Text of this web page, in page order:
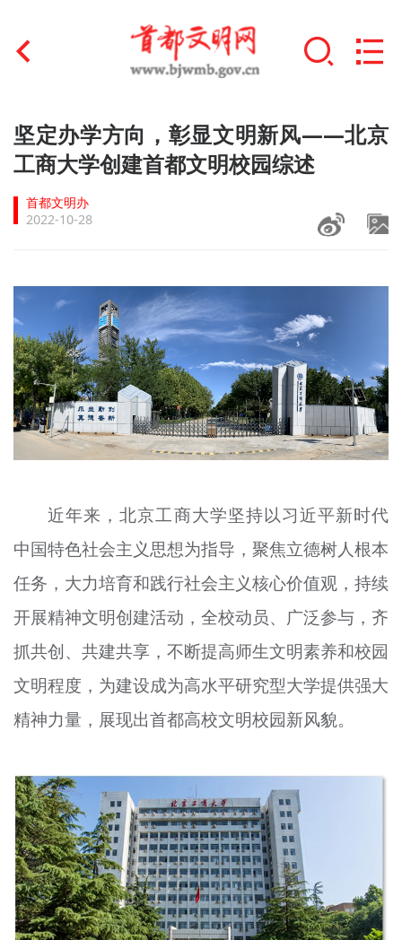
首页
文明创建
文明实践
未成年人思想道德建设
榜样人物
身边好人
文明评论
北京宣传文化引导基金
宣传思想文化人才
专题
资料库
+
坚定办学方向，彰显文明新风——北京
工商大学创建首都文明校园综述
首都文明办
2022-10-28
近年来，北京工商大学坚持以习近平新时代
中国特色社会主义思想为指导，聚焦立德树人根本
任务，大力培育和践行社会主义核心价值观，持续
开展精神文明创建活动，全校动员、广泛参与，齐
抓共创、共建共享，不断提高师生文明素养和校园
文明程度，为建设成为高水平研究型大学提供强大
精神力量，展现出首都高校文明校园新风貌。